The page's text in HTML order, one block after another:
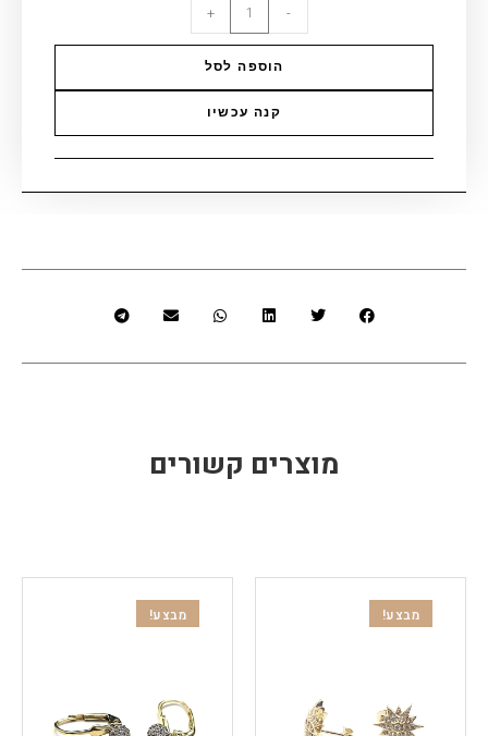
-
+
הוספה לסל
קנה עכשיו
מוצרים קשורים
מבצע! מבצע!